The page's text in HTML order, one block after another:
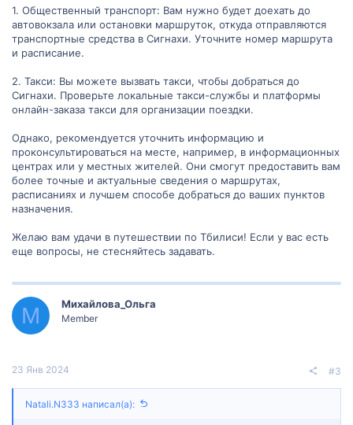
1. Общественный транспорт: Вам нужно будет доехать до
автовокзала или остановки маршруток, откуда отправляются
транспортные средства в Сигнахи. Уточните номер маршрута
и расписание.
2. Такси: Вы можете вызвать такси, чтобы добраться до
Сигнахи. Проверьте локальные такси-службы и платформы
онлайн-заказа такси для организации поездки.
Однако, рекомендуется уточнить информацию и
проконсультироваться на месте, например, в информационных
центрах или у местных жителей. Они смогут предоставить вам
более точные и актуальные сведения о маршрутах,
расписаниях и лучшем способе добраться до ваших пунктов
назначения.
Желаю вам удачи в путешествии по Тбилиси! Если у вас есть
еще вопросы, не стесняйтесь задавать.
М Михайлова_Ольга
Member
23 Янв 2024 #3
Natali.N333 написал(а):